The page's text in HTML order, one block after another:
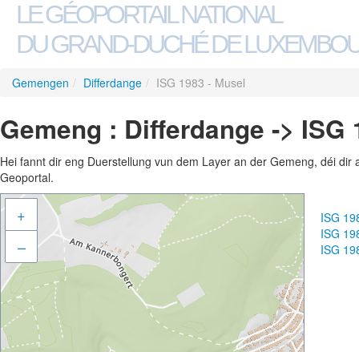
LE GÉOPORTAIL NATIONAL
DU GRAND-DUCHÉ DE
Gemengen / Differdange / ISG 1983 - Musel
Gemeng : Differdange -> ISG
Hei fannt dir eng Duerstellung vun dem Layer an der Gemeng, déi
Geoportal.
+
–
ISG
ISG
ISG